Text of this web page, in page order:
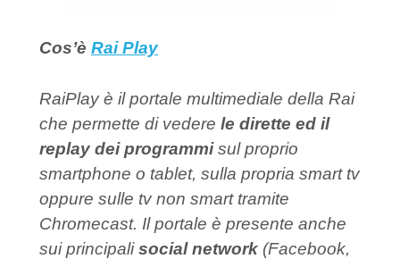
Cos’è Rai Play
RaiPlay è il portale multimediale della Rai
che permette di vedere le dirette ed il
replay dei programmisul proprio
smartphone o tablet, sulla propria smart tv
oppure sulle tv non smart tramite
Chromecast. Il portale è presente anche
sui principalisocial network (Facebook,